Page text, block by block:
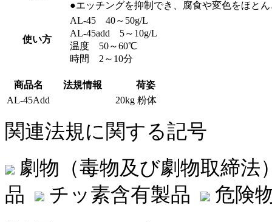
●エッチングを抑制でき、腐食や変色をほと
使い方
AL-45 40～50g/L
AL-45add 5～10g/L
温度 50～60℃
時間 2～10分
商品名 法規情報
荷姿
AL-45Add
20kg 粉体
関連法規に関する記号
劇物（毒物及び劇物取締
品
チッ素含有製品 危険